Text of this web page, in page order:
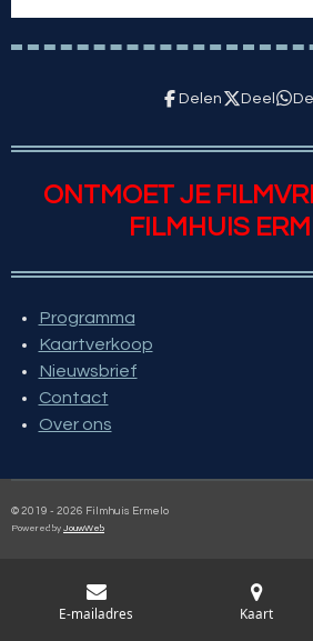
Delen Deel
ONTMOET JE
FILMHUIS
Programma
Kaartverkoop
Nieuwsbrief
Contact
Over ons
© 2019 - 2026 Filmhuis Ermelo
Powered by JouwWeb
E-mailadres Kaart